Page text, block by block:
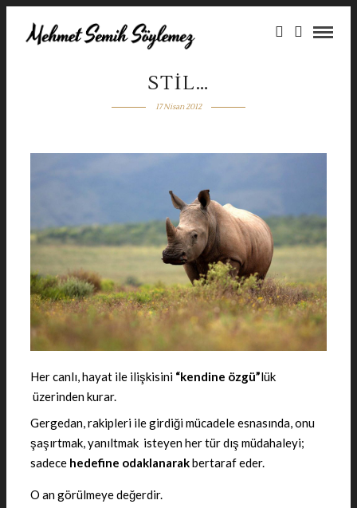
STIL…
17 Nisan 2012
Her canlı, hayat ile ilişkisini “kendine özgü”lük
üzerinden kurar.
Gergedan, rakipleri ile girdiği mücadele esnasında, onu
şaşırtmak, yanıltmak isteyen her tür dış müdahaleyi;
sadece hedefine odaklanarakbertaraf eder.
O an görülmeye değerdir.